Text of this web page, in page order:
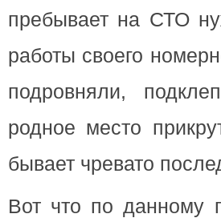
пребывает на СТО
работы своего
подровняли,
родное место
бывает чревато
Вот что по данному